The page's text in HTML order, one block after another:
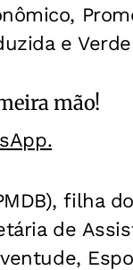
e
mão!
filha
de